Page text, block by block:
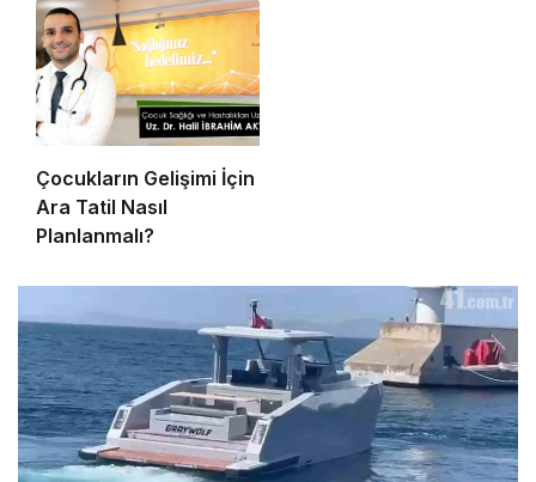
Çocukların Gelişimi İçin
Ara Tatil Nasıl
Planlanmalı?